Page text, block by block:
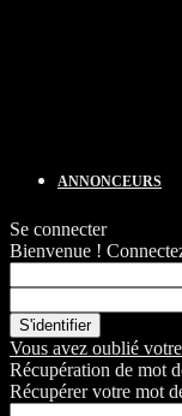
ANNONCEURS
Se connecter
Bienvenue !
Vous avez oublié
Récupération de mot
Récupérer votre mot